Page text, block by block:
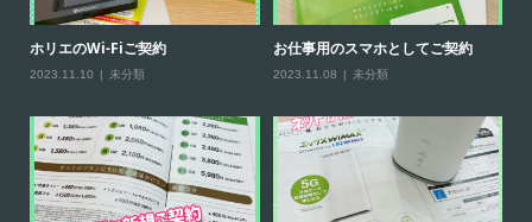
ホリエのWi-Fiご契約
2023.11.10 未分類
お仕事用のスマホとしてご契約
2023.11.08 未分類